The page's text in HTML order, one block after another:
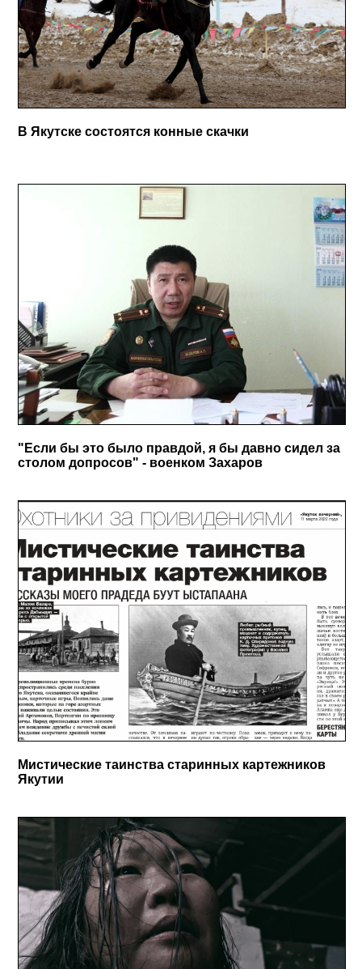
В Якутске состоятся конные скачки
"Если бы это было правдой, я бы давно сидел за
столом допросов" - военком Захаров
Мистические таинства старинных картежников
Якутии